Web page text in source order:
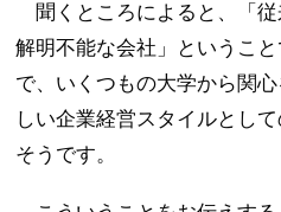
聞くところによると、「
解明不能な会社」というこ
で、いくつもの大学から関
しい企業経営スタイルとし
そうです。